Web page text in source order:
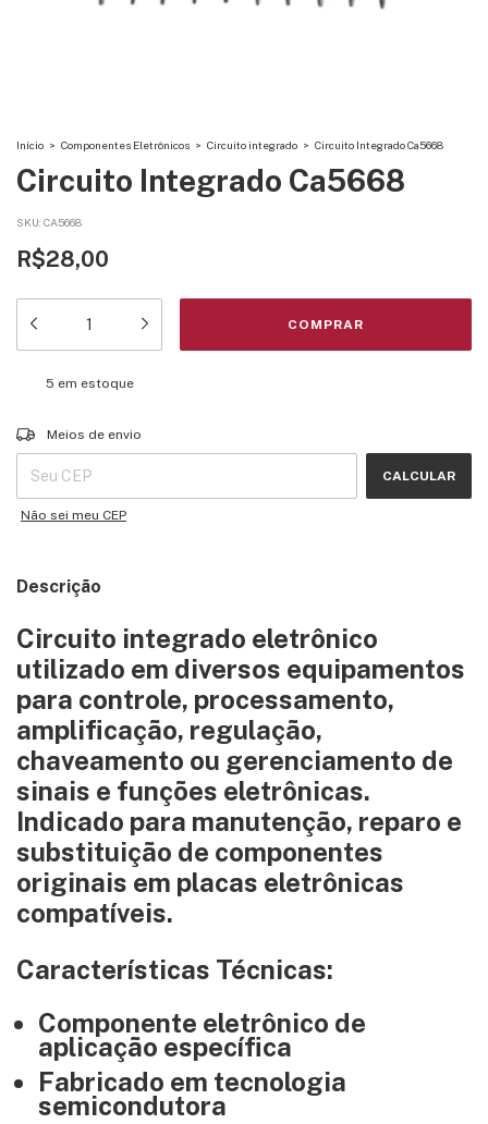
Início > Componentes Eletrônicos > Circuito integrado > Circuito Integrado Ca5668
Circuito Integrado Ca5668
SKU: CA5668
R$28,00
5 em estoque
Entregas para o CEP:
Meios de envio
CALCULAR
Não sei meu CEP
Descrição
Circuito integrado eletrônico
utilizado em diversos equipamentos
para controle, processamento,
amplificação, regulação,
chaveamento ou gerenciamento de
sinais e funções eletrônicas.
Indicado para manutenção, reparo e
substituição de componentes
originais em placas eletrônicas
compatíveis.
Características Técnicas:
Componente eletrônico de
aplicação específica
Fabricado em tecnologia
semicondutora